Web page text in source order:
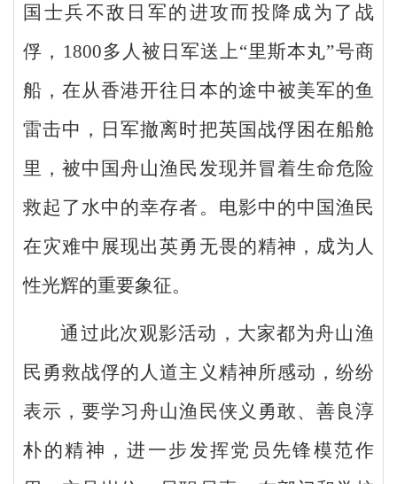
国士兵不敌日军的进攻而投降成为了战
俘，1800多人被日军送上“里斯本丸”号商
船，在从香港开往日本的途中被美军的鱼
雷击中，日军撤离时把英国战俘困在船舱
里，被中国舟山渔民发现并冒着生命危险
救起了水中的幸存者。电影中的中国渔民
在灾难中展现出英勇无畏的精神，成为人
性光辉的重要象征。
通过此次观影活动，大家都为舟山渔
民勇救战俘的人道主义精神所感动，纷纷
表示，要学习舟山渔民侠义勇敢、善良淳
朴的精神，进一步发挥党员先锋模范作